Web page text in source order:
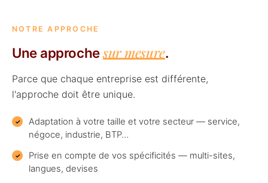
NOTRE APPROCHE
Une approchesur mesure.
Parce que chaque entreprise est différente,
l'approche doit être unique.
Adaptation à votre taille et votre secteur — service,
négoce, industrie, BTP…
Prise en compte de vos spécificités — multi-sites,
langues, devises